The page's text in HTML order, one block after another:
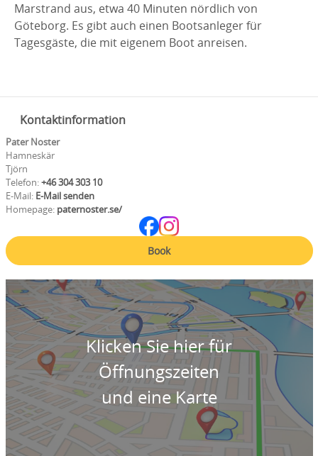
Marstrand aus, etwa 40 Minuten nördlich von
Göteborg. Es gibt auch einen Bootsanleger für
Tagesgäste, die mit eigenem Boot anreisen.
Kontaktinformation
Pater Noster
Hamneskär
Tjörn
Telefon:+46 304 303 10
E-Mail: E-Mail senden
Homepage: paternoster.se/
Book
Klicken Sie hier für
Öffnungszeiten
und eine Karte